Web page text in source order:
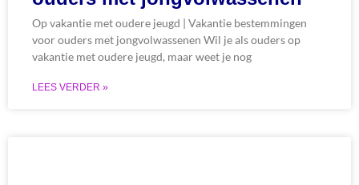
Op vakantie met oudere jeugd | Vakantie bestemmingen
voor ouders met jongvolwassenen Wil je als ouders op
vakantie met oudere jeugd, maar weet je nog
LEES VERDER »